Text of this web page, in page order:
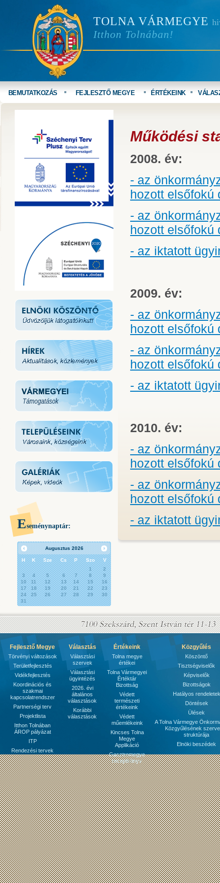
TOLNA VÁRMEGYE
Itthon Tolnában!
BEMUTATKOZÁS FEJLESZTŐ MEGYE ÉRTÉKEINK
Eseménynaptár:
Augusztus 2026
H K Sze Cs P Szo
V
1
2
3
4 5 6 7 8
9
10
11 12 13 14 15
16
17
18 19 20 21 22
23
24
25 26 27 28 29
30
31
Működési
2008. év:
- az
hozott elsőfokú
- az
hozott elsőfokú
- az iktatott
2009. év:
- az
hozott elsőfokú
- az
hozott elsőfokú
- az iktatott
2010. év:
- az
hozott elsőfokú
- az
hozott elsőfokú
- az iktatott
Fejlesztő Megye
Törvényi változások
Területfejlesztés
Vidékfejlesztés
Koordinációs és
szakmai
kapcsolatrendszer
Partnerségi terv
Projektlista
Itthon Tolnában
ÁROP pályázat
ITP
Rendezési tervek
Választás
Választási
szervek
Választási
ügyintézés
2026. évi
általános
választások
Korábbi
választások
Értékeink
Tolna megye
értékei
Tolna Vármegyei
Értéktár
Bizottság
Védett
természeti
értékeink
Védett
műemlékeink
Kincses Tolna
Megye
Applikáció
Gasztromegye
receptkönyv
Közgyűlés
Köszöntő
Tisztségviselők
Képviselők
Bizottságok
Hatályos rendeletek
Döntések
Ülések
A Tolna Vármegye
Közgyűlésének
struktúrája
Elnöki beszédek